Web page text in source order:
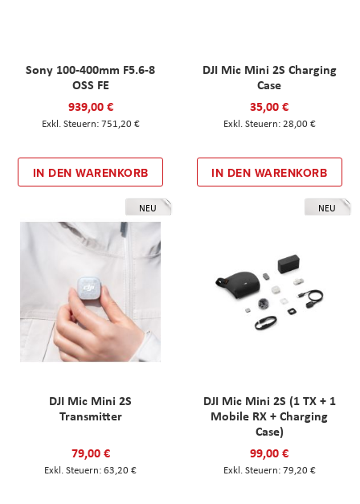
Sony 100-400mm F5.6-8
OSS FE
939,00 €
751,20 €
IN DEN WARENKORB
DJI Mic Mini 2S Charging
Case
35,00 €
28,00 €
IN DEN WARENKORB
NEU
DJI Mic Mini 2S
Transmitter
79,00 €
63,20 €
NEU
DJI Mic Mini 2S (1 TX + 1
Mobile RX + Charging
Case)
99,00 €
79,20 €